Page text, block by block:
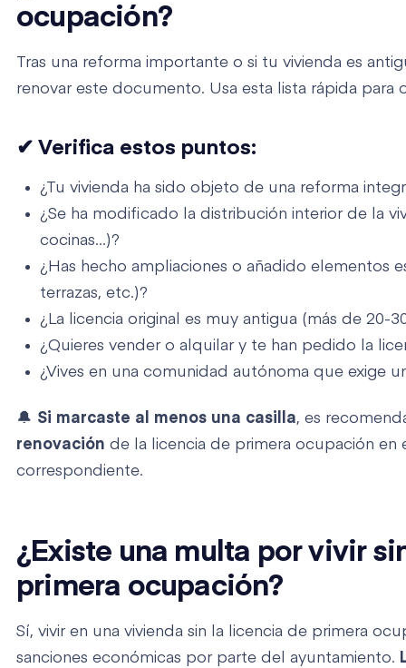
ocupación?
Tras una reforma importante o si tu vivienda es
renovar este documento. Usa esta lista rápida para
✔ Verifica estos puntos:
¿Tu vivienda ha sido objeto de una reforma
¿Se ha modificado la distribución interior de la
cocinas...)?
¿Has hecho ampliaciones o añadido elementos
terrazas, etc.)?
¿La licencia original es muy antigua (más de 20-
¿Quieres vender o alquilar y te han pedido la
¿Vives en una comunidad autónoma que exige
🔔 Si marcaste al menos una casilla, es
renovación de la licencia de primera ocupación en
correspondiente.
¿Existe una multa por vivir
primera ocupación?
Sí, vivir en una vivienda sin la licencia de primera
sanciones económicas por parte del ayuntamiento.